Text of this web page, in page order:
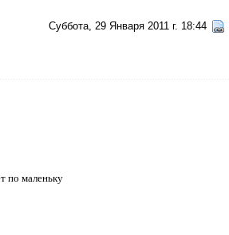
Суббота, 29 Января 2011 г. 18:44
по маленьку